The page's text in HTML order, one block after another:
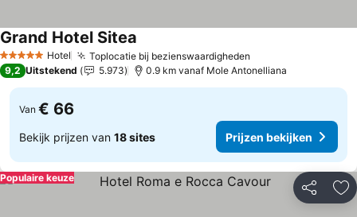
5 Sterren Hotel Toplocatie bij bezienswaardigheden
Grand Hotel Sitea
9,2 Uitstekend 5.973 0.9 km vanaf Mole Antonelliana
Van € 66
Bekijk prijzen van 18 sites Prijzen bekijken
Delen
Populaire keuze